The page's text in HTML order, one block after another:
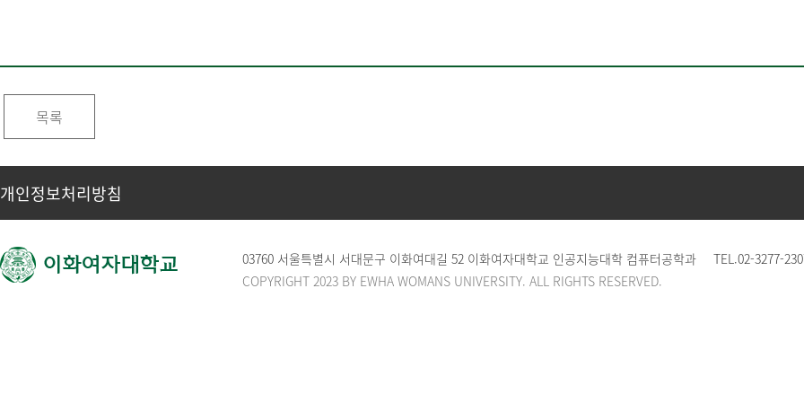
목록
개인정보처리방침
03760 서울특별시 서대문구 이화여대길 52 이화여자대학교 인공지능대학 컴퓨터공학과 TEL.02-3277-
COPYRIGHT 2023 BY EWHA WOMANS UNIVERSITY. ALL RIGHTS RESERVED.